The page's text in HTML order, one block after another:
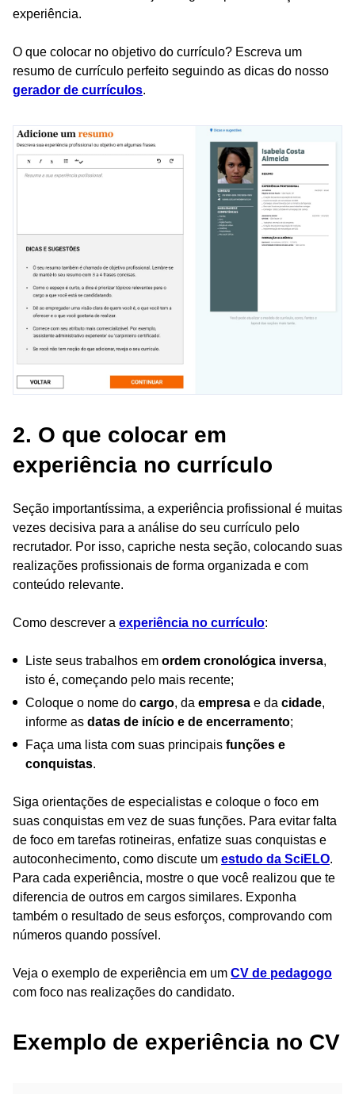
experiência.
O que colocar no objetivo do currículo? Escreva um
resumo de currículo perfeito seguindo as dicas do nosso
gerador de currículos.
2. O que colocar em
experiência no currículo
Seção importantíssima, a experiência profissional é muitas
vezes decisiva para a análise do seu currículo pelo
recrutador. Por isso, capriche nesta seção, colocando suas
realizações profissionais de forma organizada e com
conteúdo relevante.
Como descrever a experiência no currículo:
Liste seus trabalhos em ordem cronológica inversa,
isto é, começando pelo mais recente;
Coloque o nome do cargo, da empresa e da cidade,
informe as datas de início e de encerramento;
Faça uma lista com suas principais funções e
conquistas.
Siga orientações de especialistas e coloque o foco em
suas conquistas em vez de suas funções. Para evitar falta
de foco em tarefas rotineiras, enfatize suas conquistas e
autoconhecimento, como discute um estudo da SciELO.
Para cada experiência, mostre o que você realizou que te
diferencia de outros em cargos similares. Exponha
também o resultado de seus esforços, comprovando com
números quando possível.
Veja o exemplo de experiência em um CV de pedagogo
com foco nas realizações do candidato.
Exemplo de experiência no CV